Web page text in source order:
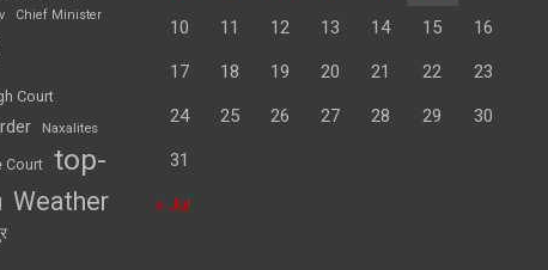
Chief Minister
Court
Naxalites
Court top-
Weather
10 11 12 13 14 15 16
17 18 19 20 21 22 23
24 25 26 27 28 29 30
31
« Jul